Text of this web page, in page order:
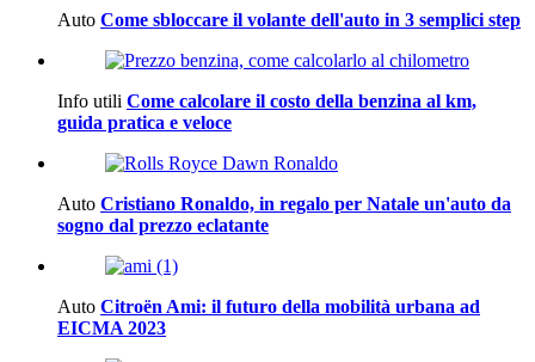
Auto Come sbloccare il volante dell'auto in 3 semplici step
Info utili Come calcolare il costo della benzina al km,
guida pratica e veloce
Auto Cristiano Ronaldo, in regalo per Natale un'auto da
sogno dal prezzo eclatante
Auto Citroën Ami: il futuro della mobilità urbana ad
EICMA 2023